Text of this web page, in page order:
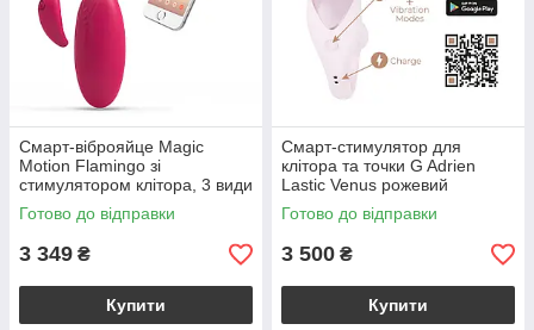
Смарт-віброяйце Magic
Motion Flamingo зі
стимулятором клітора, 3 види
вправ Кегеля
Готово до відправки
3 349 ₴
Купити
Смарт-стимулятор для
клітора та точки G Adrien
Lastic Venus рожевий
Готово до відправки
3 500 ₴
Купити